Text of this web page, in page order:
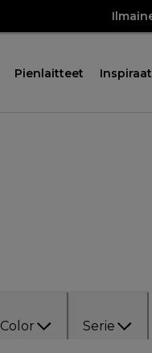
Pienlaitteet
Color Serie